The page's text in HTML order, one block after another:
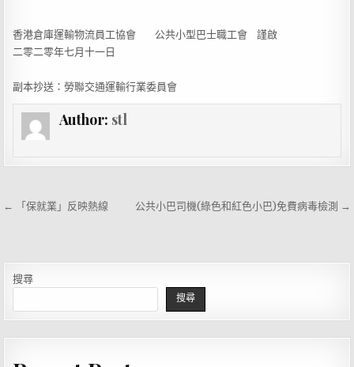
香港倉庫運輸物流員工協會 公共小型巴士職工會 謹啟
二零二零年七月十一日
副本抄送：勞聯交通運輸行業委員會
Author: stl
文
覽
← 「保就業」反映熱線 公共小巴司機(綠色和紅色小巴)免費病毒檢測 →
搜尋
搜尋